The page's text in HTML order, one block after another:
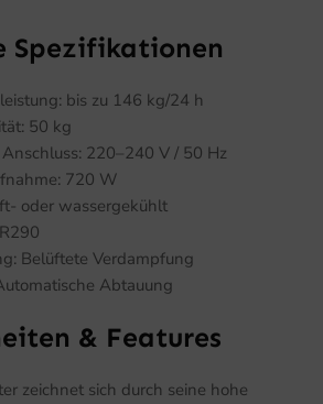
Spezifikationen
bis zu 146 kg/24 h
50 kg
220–240 V / 50 Hz
720 W
oder wassergekühlt
Belüftete Verdampfung
Abtauung
& Features
zeichnet sich durch seine hohe